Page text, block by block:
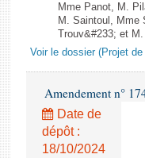
Dossiers législatifs
Budget et sécurité
Comptes rendus des
Mme Panot, M.
M. Saintoul, Mme
Trouv&#233; et
Voir le dossier (Projet
Amendement n°
Date de
dépôt :
18/10/2024